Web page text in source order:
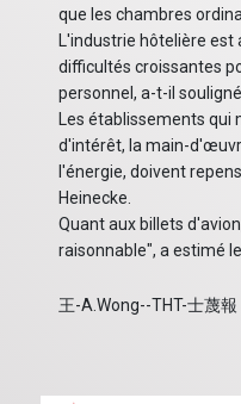
que les chambres
L'industrie hôtelière est
difficultés croissantes
personnel, a-t-il
Les établissements qui
d'intérêt, la main-
l'énergie, doivent
Heinecke.
Quant aux billets
raisonnable", a estimé
王-A.Wong--THT-士蔑報